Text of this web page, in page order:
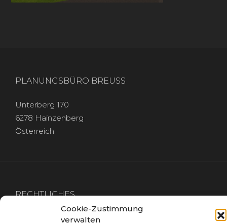
Cookie-Zustimmung
verwalten
PLANUNGSBÜRO BREUSS
Unterberg 170
6278 Hainzenberg
Österreich
RECHTLICHES
IMPRESSUM